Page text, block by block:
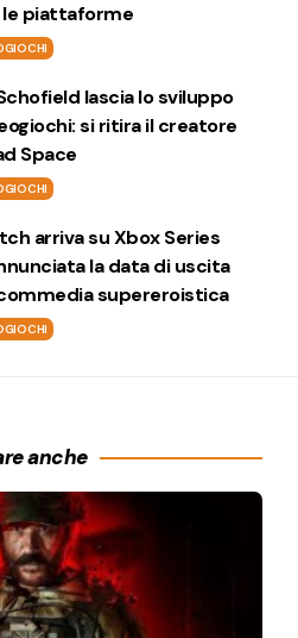
piattaforme
lascia lo sviluppo
si ritira il creatore
Space
arriva su Xbox Series
la data di uscita
supereroistica
anche